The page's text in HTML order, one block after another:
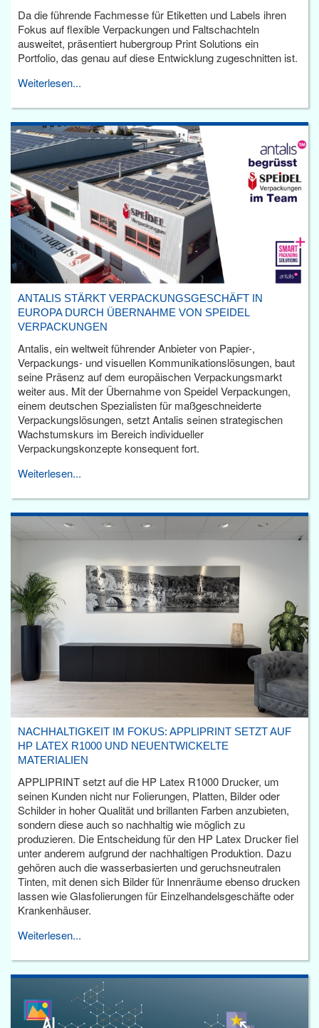
Da die führende Fachmesse für Etiketten und Labels ihren
Fokus auf flexible Verpackungen und Faltschachteln
ausweitet, präsentiert hubergroup Print Solutions ein
Portfolio, das genau auf diese Entwicklung zugeschnitten ist.
Weiterlesen...
ANTALIS STÄRKT VERPACKUNGSGESCHÄFT IN
EUROPA DURCH ÜBERNAHME VON SPEIDEL
VERPACKUNGEN
Antalis, ein weltweit führender Anbieter von Papier-,
Verpackungs- und visuellen Kommunikationslösungen, baut
seine Präsenz auf dem europäischen Verpackungsmarkt
weiter aus. Mit der Übernahme von Speidel Verpackungen,
einem deutschen Spezialisten für maßgeschneiderte
Verpackungslösungen, setzt Antalis seinen strategischen
Wachstumskurs im Bereich individueller
Verpackungskonzepte konsequent fort.
Weiterlesen...
NACHHALTIGKEIT IM FOKUS: APPLIPRINT SETZT AUF
HP LATEX R1000 UND NEUENTWICKELTE
MATERIALIEN
APPLIPRINT setzt auf die HP Latex R1000 Drucker, um
seinen Kunden nicht nur Folierungen, Platten, Bilder oder
Schilder in hoher Qualität und brillanten Farben anzubieten,
sondern diese auch so nachhaltig wie möglich zu
produzieren. Die Entscheidung für den HP Latex Drucker fiel
unter anderem aufgrund der nachhaltigen Produktion. Dazu
gehören auch die wasserbasierten und geruchsneutralen
Tinten, mit denen sich Bilder für Innenräume ebenso drucken
lassen wie Glasfolierungen für Einzelhandelsgeschäfte oder
Krankenhäuser.
Weiterlesen...